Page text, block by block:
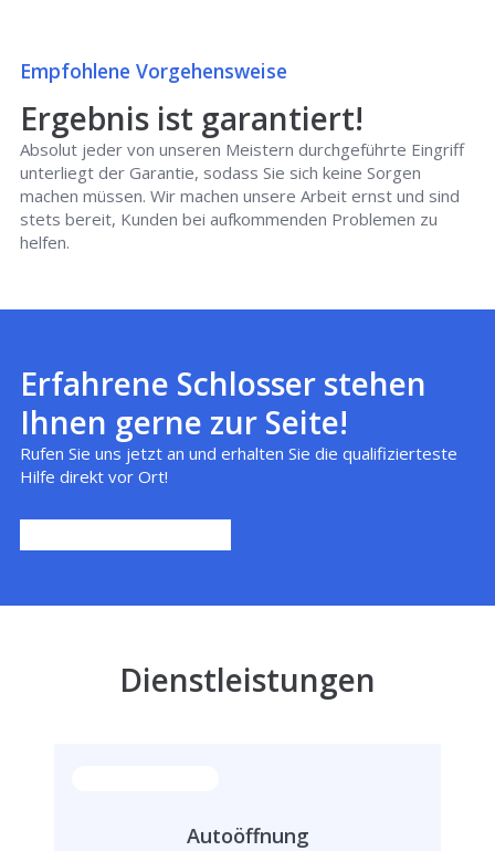
Empfohlene Vorgehensweise
Ergebnis ist garantiert!
Absolut jeder von unseren Meistern durchgeführte Eingriff
unterliegt der Garantie, sodass Sie sich keine Sorgen
machen müssen. Wir machen unsere Arbeit ernst und sind
stets bereit, Kunden bei aufkommenden Problemen zu
helfen.
Erfahrene Schlosser stehen
Ihnen gerne zur Seite!
Rufen Sie uns jetzt an und erhalten Sie die qualifizierteste
Hilfe direkt vor Ort!
Dienstleistungen
Autoöffnung